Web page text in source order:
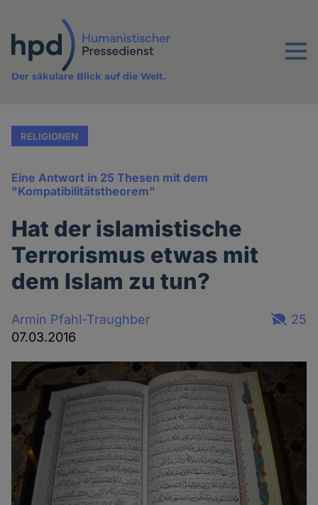
Inhalt
Menu
Der säkulare Blick auf die Welt.
RELIGIONEN
Eine Antwort in 25 Thesen mit dem
"Kompatibilitätstheorem"
Hat der islamistische
Terrorismus etwas mit
dem Islam zu tun?
Armin Pfahl-Traughber
07.03.2016
25